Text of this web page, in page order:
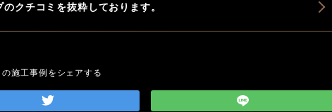
クチコミを抜粋しております。
の施工事例をシェアする